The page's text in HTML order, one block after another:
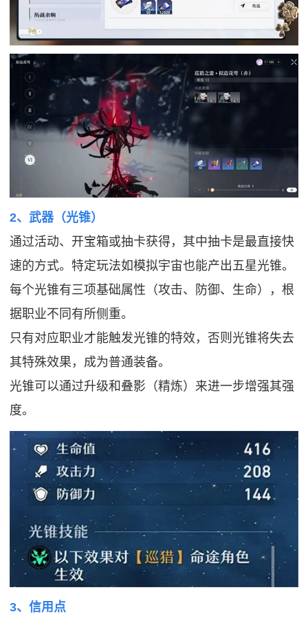
2、武器（光锥）
通过活动、开宝箱或抽卡获得，其中抽卡是最直接快
速的方式。特定玩法如模拟宇宙也能产出五星光锥。
每个光锥有三项基础属性（攻击、防御、生命），根
据职业不同有所侧重。
只有对应职业才能触发光锥的特效，否则光锥将失去
其特殊效果，成为普通装备。
光锥可以通过升级和叠影（精炼）来进一步增强其强
度。
3、信用点